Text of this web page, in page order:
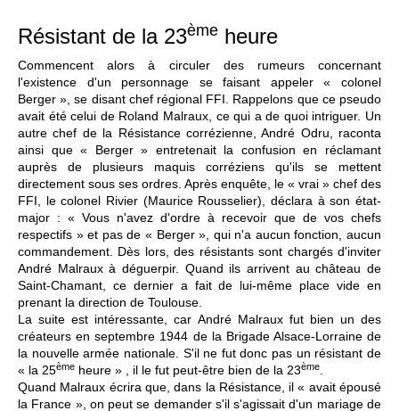
Résistant de la 23ème heure
Commencent alors à circuler des rumeurs concernant
l'existence d'un personnage se faisant appeler « colonel
Berger », se disant chef régional FFI. Rappelons que ce pseudo
avait été celui de Roland Malraux, ce qui a de quoi intriguer. Un
autre chef de la Résistance corrézienne, André Odru, raconta
ainsi que « Berger » entretenait la confusion en réclamant
auprès de plusieurs maquis corréziens qu'ils se mettent
directement sous ses ordres. Après enquête, le « vrai » chef des
FFI, le colonel Rivier (Maurice Rousselier), déclara à son état-
major : « Vous n'avez d'ordre à recevoir que de vos chefs
respectifs » et pas de « Berger », qui n'a aucun fonction, aucun
commandement. Dès lors, des résistants sont chargés d'inviter
André Malraux à déguerpir. Quand ils arrivent au château de
Saint-Chamant, ce dernier a fait de lui-même place vide en
prenant la direction de Toulouse.
La suite est intéressante, car André Malraux fut bien un des
créateurs en septembre 1944 de la Brigade Alsace-Lorraine de
la nouvelle armée nationale. S'il ne fut donc pas un résistant de
« la 25ème heure » , il le fut peut-être bien de la 23ème
Quand Malraux écrira que, dans la Résistance, il « avait épousé
la France », on peut se demander s'il s'agissait d'un mariage de